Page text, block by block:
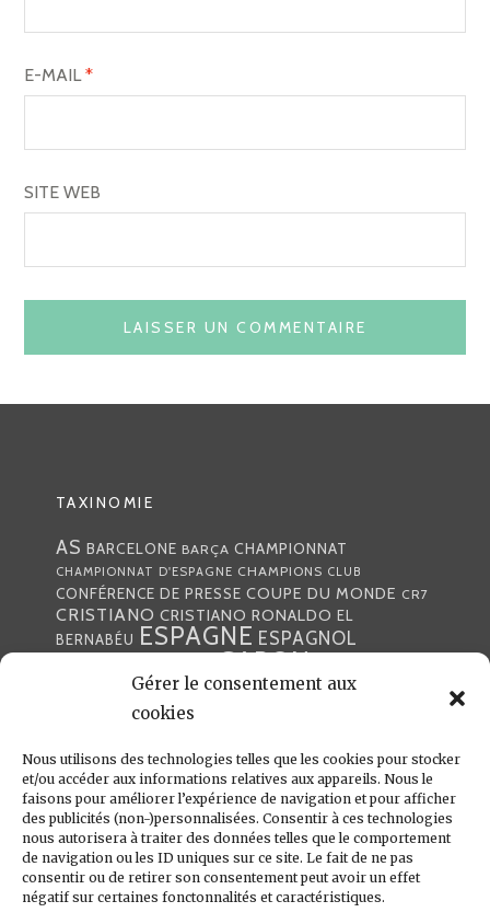
Gérer le consentement aux
cookies
Nous utilisons des technologies telles que les cookies pour stocker
et/ou accéder aux informations relatives aux appareils. Nous le
faisons pour améliorer l’expérience de navigation et pour afficher
des publicités (non-)personnalisées. Consentir à ces technologies
nous autorisera à traiter des données telles que le comportement
de navigation ou les ID uniques sur ce site. Le fait de ne pas
consentir ou de retirer son consentement peut avoir un effet
négatif sur certaines fonctonnalités et caractéristiques.
E-MAIL*
SITE WEB
TAXINOMIE
AS BARCELONE BARÇA CHAMPIONNAT
CHAMPIONNAT D'ESPAGNE CHAMPIONS CLUB
CONFÉRENCE DE PRESSE COUPE DU MONDE CR7
CRISTIANO CRISTIANO RONALDO EL
BERNABÉU ESPAGNE ESPAGNOL
GABON
JULEN LOPETEGUI KARIM BENZÉMA
LIGUE DES CHAMPIONS
MADRILÈNES MARCA MARCELO MERCATO
MERENGUE MERENGUES PORTUGAL PRESSE
PRESSE MADRILÈNEREALREAL
MADRID RONALDO SANTIAGO SOLARI
UEFA ZIDANE ZINÉDINE ZINÉDINE ZIDANE
LIENS UTILES